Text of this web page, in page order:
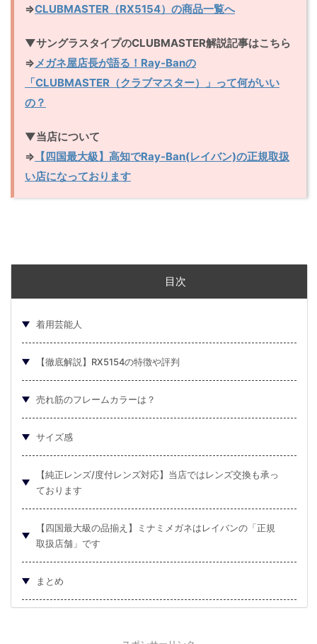
⇒CLUBMASTER（RX5154）の商品一覧へ
▼サングラスタイプのCLUBMASTER解説記事はこちら
⇒メガネ屋店長が語る！Ray-Banの
「CLUBMASTER（クラブマスター）」って何がいい
の？
▼当店について
⇒ 【四国最大級】高知でRay-Ban(レイバン)の正規取扱
い店になっております
目次
着用芸能人
【徹底解説】RX5154の特徴や評判
売れ筋のフレームカラーは？
サイズ感
【純正レンズ/度付レンズ対応】当店ではレンズ交換も承っ
ております
【四国最大級の品揃え】ミナミメガネはレイバンの「正規
取扱店舗」です
まとめ